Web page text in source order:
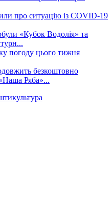
про ситуацію із COVID-19
«Кубок Водолія» та
погоду цього тижня
безкоштовно
Ряба»...
культура